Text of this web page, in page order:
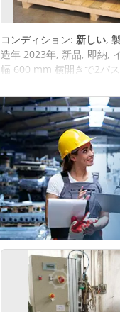
コンディション: 新しい,
造年 2023年, 新品, 即納,
幅 600 mm 横開きで2パ
さ調整可能。 最大サン
ブラシの最大直径 320
330 mm シコインジケー
無段階調節可能 テーブル
ユニットのモーター出力
ー1本とタイネックスプラ
取扱説明書（英語 ブラシ
より葉脈が横方向にも強
シユニット用です。 ブラ
き4 kWモーター 写真は一
量 750 kg 誤解を避ける
間 技術データ、状態説明
ありません。 事前販売
に消費税が加算されます